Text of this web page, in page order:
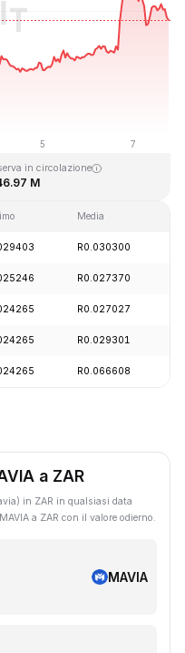
in circolazione
M
Media
R0.030300
R0.027370
R0.027027
R0.029301
R0.066608
a ZAR
in ZAR in qualsiasi data
a ZAR con il valore odierno.
MAVIA